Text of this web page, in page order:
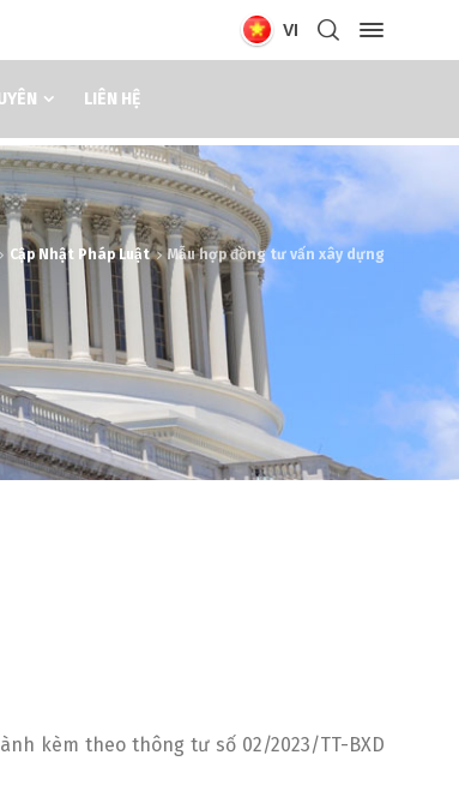
VI
LIÊN HỆ
Cập Nhật Pháp Luật Mẫu hợp đồng tư vấn xây dựng
kèm theo thông tư số 02/2023/TT-BXD